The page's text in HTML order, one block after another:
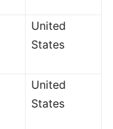
United
States
United
States